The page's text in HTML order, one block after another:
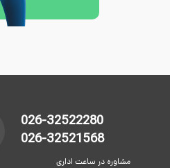
026-32522280
026-32521568
مشاوره در ساعت اداری